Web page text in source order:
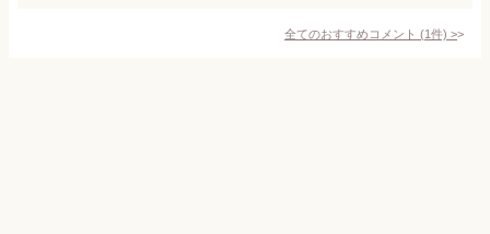
全てのおすすめコメント (1件) >